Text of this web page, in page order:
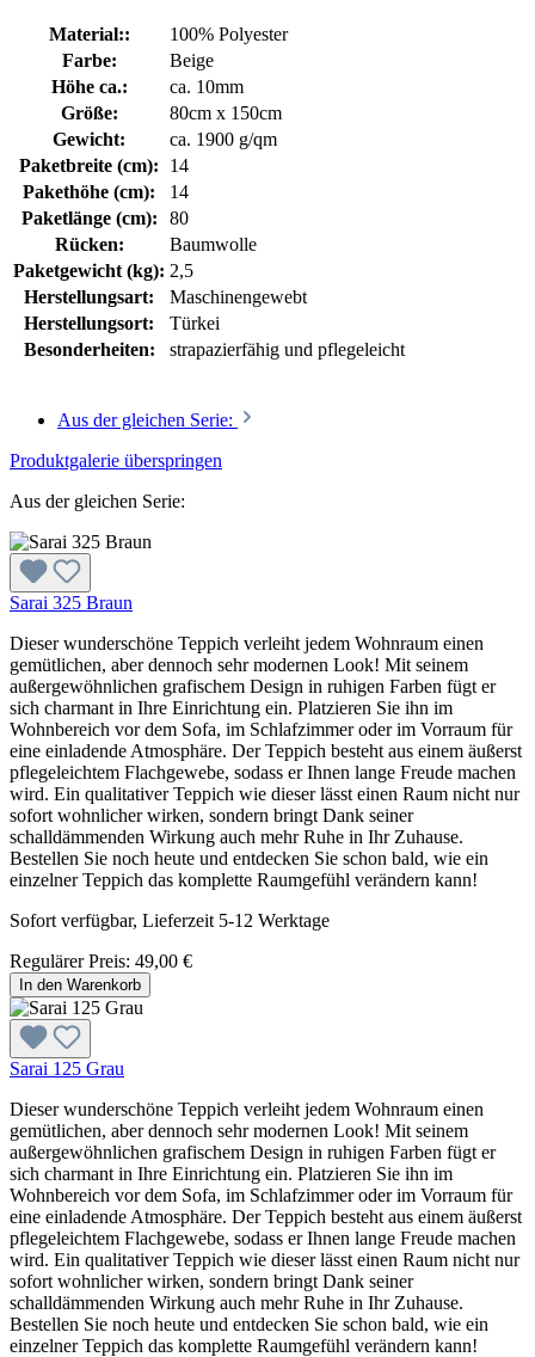
Material::
100% Polyester
Farbe:
Beige
Höhe ca.:
ca. 10mm
Größe:
80cm x 150cm
Gewicht:
ca. 1900 g/qm
Paketbreite (cm):
14
Pakethöhe (cm):
14
Paketlänge (cm):
80
Rücken:
Baumwolle
Paketgewicht (kg): 2,5
Herstellungsart:
Maschinengewebt
Herstellungsort:
Türkei
Besonderheiten:
strapazierfähig und pflegeleicht
Aus der gleichen Serie:
Produktgalerie überspringen
Aus der gleichen Serie:
Sarai 325 Braun
Dieser wunderschöne Teppich verleiht jedem Wohnraum einen
gemütlichen, aber dennoch sehr modernen Look! Mit seinem
außergewöhnlichen grafischem Design in ruhigen Farben fügt er
sich charmant in Ihre Einrichtung ein. Platzieren Sie ihn im
Wohnbereich vor dem Sofa, im Schlafzimmer oder im Vorraum für
eine einladende Atmosphäre. Der Teppich besteht aus einem äußerst
pflegeleichtem Flachgewebe, sodass er Ihnen lange Freude machen
wird. Ein qualitativer Teppich wie dieser lässt einen Raum nicht nur
sofort wohnlicher wirken, sondern bringt Dank seiner
schalldämmenden Wirkung auch mehr Ruhe in Ihr Zuhause.
Bestellen Sie noch heute und entdecken Sie schon bald, wie ein
einzelner Teppich das komplette Raumgefühl verändern kann!
Sofort verfügbar, Lieferzeit 5-12 Werktage
Regulärer Preis: 49,00 €
In den Warenkorb
Sarai 125 Grau
Dieser wunderschöne Teppich verleiht jedem Wohnraum einen
gemütlichen, aber dennoch sehr modernen Look! Mit seinem
außergewöhnlichen grafischem Design in ruhigen Farben fügt er
sich charmant in Ihre Einrichtung ein. Platzieren Sie ihn im
Wohnbereich vor dem Sofa, im Schlafzimmer oder im Vorraum für
eine einladende Atmosphäre. Der Teppich besteht aus einem äußerst
pflegeleichtem Flachgewebe, sodass er Ihnen lange Freude machen
wird. Ein qualitativer Teppich wie dieser lässt einen Raum nicht nur
sofort wohnlicher wirken, sondern bringt Dank seiner
schalldämmenden Wirkung auch mehr Ruhe in Ihr Zuhause.
Bestellen Sie noch heute und entdecken Sie schon bald, wie ein
einzelner Teppich das komplette Raumgefühl verändern kann!